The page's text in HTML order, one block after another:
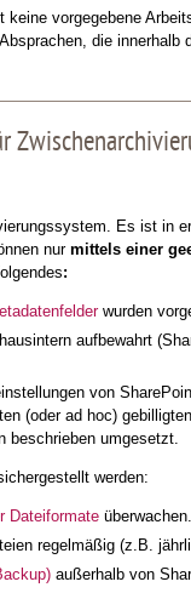
keine vorgegebene
die innerhalb
Es ist in
nur mittels einer
:
wurden
aufbewahrt
von
(oder ad hoc)
beschrieben umgesetzt.
werden:
Dateiformate überwachen.
regelmäßig (z.B.
außerhalb von